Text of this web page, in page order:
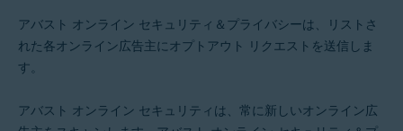
アバスト オンライン セキュリティ＆プライバシーは、リストさ
れた各オンライン広告主にオプトアウト リクエストを送信しま
す。
アバスト オンライン セキュリティは、常に新しいオンライン広